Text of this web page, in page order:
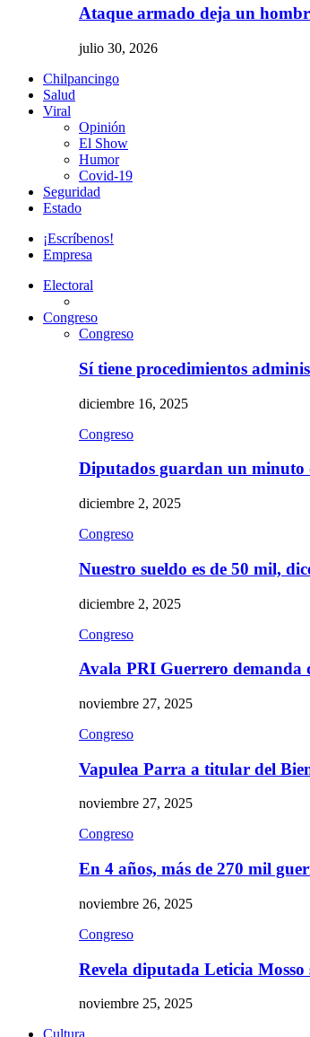
Ataque armado deja un
julio 30, 2026
Chilpancingo
Salud
Viral
Opinión
El Show
Humor
Covid-19
Seguridad
Estado
¡Escríbenos!
Empresa
Electoral
Congreso
Congreso
Sí tiene procedimientos
diciembre 16, 2025
Congreso
Diputados guardan un
diciembre 2, 2025
Congreso
Nuestro sueldo es de 50 mil,
diciembre 2, 2025
Congreso
Avala PRI Guerrero demanda
noviembre 27, 2025
Congreso
Vapulea Parra a titular del
noviembre 27, 2025
Congreso
En 4 años, más de 270 mil
noviembre 26, 2025
Congreso
Revela diputada Leticia
noviembre 25, 2025